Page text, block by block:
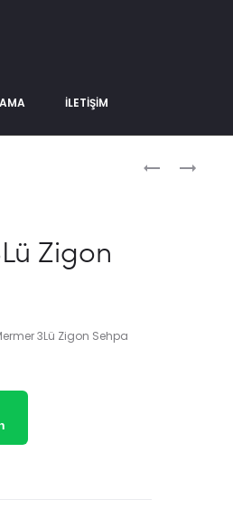
İLETIŞIM
ŞÖMINELI
GRIGIO
Zigon
3Lü Zigon Sehpa